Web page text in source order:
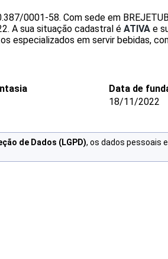
0001-58. Com sede em
A sua situação cadastral é ATIVA e
especializados em servir bebidas,
Data de
18/11/2022
de Dados (LGPD), os dados pessoais